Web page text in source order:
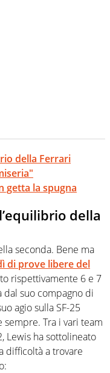
della Ferrari
getta la spugna
della
seconda. Bene ma
di prove libere del
rispettivamente 6 e 7
suo compagno di
agio sulla SF-25
Tra i vari team
Lewis ha sottolineato
difficoltà a trovare